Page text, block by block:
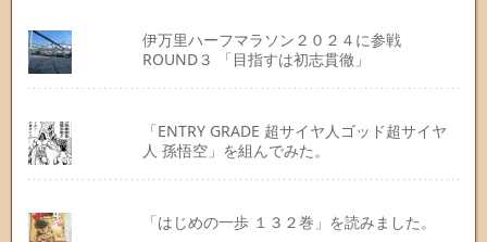
伊万里ハーフマラソン２０２４に参戦
ROUND３ 「目指すは初志貫徹」
「ENTRY GRADE 超サイヤ人ゴッド超サイヤ
人 孫悟空」を組んでみた。
「はじめの一歩 １３２巻」を読みました。